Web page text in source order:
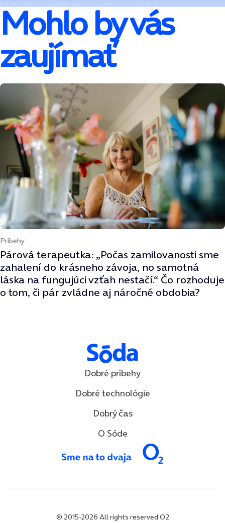
Mohlo by vás
zaujímať
Príbehy
Párová terapeutka: „Počas zamilovanosti sme
zahalení do krásneho závoja, no samotná
láska na fungujúci vzťah nestačí.“ Čo rozhoduje
o tom, či pár zvládne aj náročné obdobia?
Dobré príbehy
Dobré technológie
Dobrý čas
O Sóde
© 2015-2026 All rights reserved O2